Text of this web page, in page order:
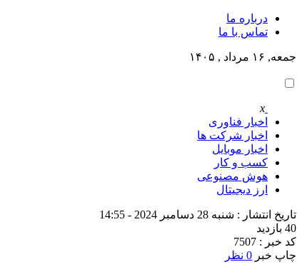
درباره ما
تماس با ما
جمعه, ۱۶ مرداد , ۱۴۰۵
x
اخبار فناوری
اخبار شرکت ها
اخبار موبایل
کسب و کار
هوش مصنوعی
ارز دیجیتال
تاریخ انتشار : شنبه 28 دسامبر 2024 - 14:55
40 بازدید
کد خبر : 7507
چاپ خبر 0 نظر